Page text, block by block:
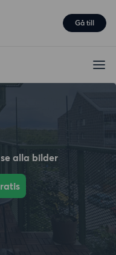
Gå till
alla bilder